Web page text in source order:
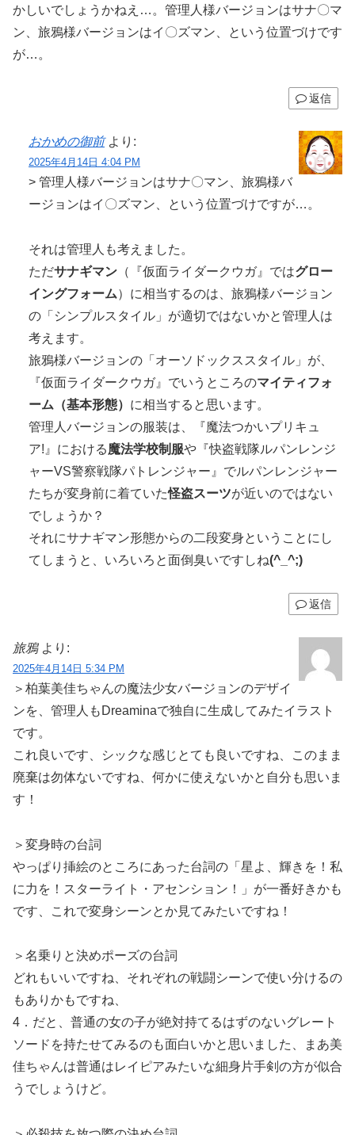
かしいでしょうかねえ…。管理人様バージョンはサナ〇マ
ン、旅鴉様バージョンはイ〇ズマン、という位置づけです
が…。
返信
おかめの御前 より:
2025年4月14日 4:04 PM
> 管理人様バージョンはサナ〇マン、旅鴉様バ
ージョンはイ〇ズマン、という位置づけですが…。
それは管理人も考えました。
ただサナギマン （『仮面ライダークウガ』ではグロー
イングフォーム）に相当するのは、旅鴉様バージョン
の「シンプルスタイル」が適切ではないかと管理人は
考えます。
旅鴉様バージョンの「オーソドックススタイル」が、
『仮面ライダークウガ』でいうところのマイティフォ
ーム（基本形態） に相当すると思います。
管理人バージョンの服装は、『魔法つかいプリキュ
ア!』における魔法学校制服や『快盗戦隊ルパンレンジ
ャーVS警察戦隊パトレンジャー』でルパンレンジャー
たちが変身前に着ていた怪盗スーツが近いのではない
でしょうか？
それにサナギマン形態からの二段変身ということにし
てしまうと、いろいろと面倒臭いですしね(^_^;)
返信
旅鴉 より:
2025年4月14日 5:34 PM
＞柏葉美佳ちゃんの魔法少女バージョンのデザイ
ンを、管理人もDreaminaで独自に生成してみたイラスト
です。
これ良いです、シックな感じとても良いですね、このまま
廃棄は勿体ないですね、何かに使えないかと自分も思いま
す！
＞変身時の台詞
やっぱり挿絵のところにあった台詞の「星よ、輝きを！私
に力を！スターライト・アセンション！」が一番好きかも
です、これで変身シーンとか見てみたいですね！
＞名乗りと決めポーズの台詞
どれもいいですね、それぞれの戦闘シーンで使い分けるの
もありかもですね、
4．だと、普通の女の子が絶対持てるはずのないグレート
ソードを持たせてみるのも面白いかと思いました、まあ美
佳ちゃんは普通はレイピアみたいな細身片手剣の方が似合
うでしょうけど。